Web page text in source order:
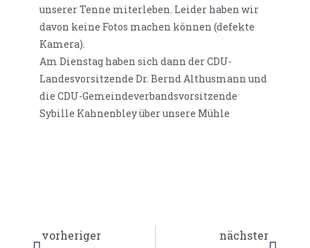
unserer Tenne miterleben. Leider haben wir
davon keine Fotos machen können (defekte
Kamera).
Am Dienstag haben sich dann der CDU-
Landesvorsitzende Dr. Bernd Althusmann und
die CDU-Gemeindeverbandsvorsitzende
Sybille Kahnenbley über unsere Mühle
vorheriger nächster